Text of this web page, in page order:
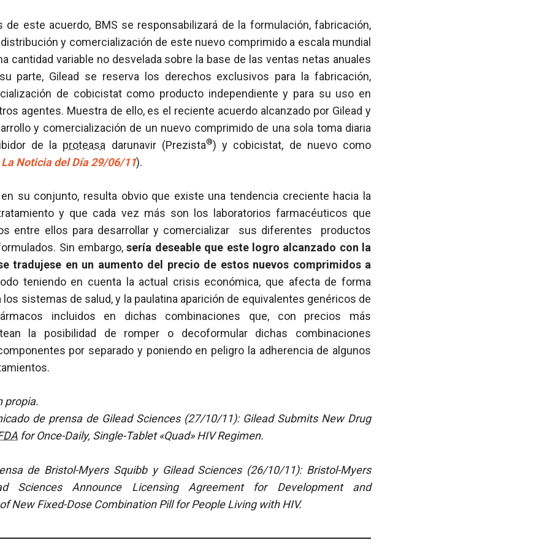
de este acuerdo, BMS se responsabilizará de la formulación, fabricación,
y comercialización de este nuevo comprimido a escala mundial
cantidad variable no desvelada sobre la base de las ventas netas anuales
parte, Gilead se reserva los derechos exclusivos para la fabricación,
de cobicistat como producto independiente y para su uso en
agentes. Muestra de ello, es el reciente acuerdo alcanzado por Gilead y
y comercialización de un nuevo comprimido de una sola toma diaria
de la proteasa darunavir (Prezista®) y cobicistat, de nuevo como
La Noticia del Día 29/06/11).
su conjunto, resulta obvio que existe una tendencia creciente hacia la
y que cada vez más son los laboratorios farmacéuticos que
entre ellos para desarrollar y comercializar sus diferentes productos
Sin embargo,sería deseable que este logro alcanzado con la
tradujese en un aumento del precio de estos nuevos comprimidos a
teniendo en cuenta la actual crisis económica, que afecta de forma
los sistemas de salud, y la paulatina aparición de equivalentes genéricos de
incluidos en dichas combinaciones que, con precios más
la posibilidad de romper o decoformular dichas combinaciones
por separado y poniendo en peligro la adherencia de algunos
propia.
de prensa de Gilead Sciences (27/10/11): Gilead Submits New Drug
for Once-Daily, Single-Tablet «Quad» HIV Regimen.
de Bristol-Myers Squibb y Gilead Sciences (26/10/11): Bristol-Myers
Sciences Announce Licensing Agreement for Development and
New Fixed-Dose Combination Pill for People Living with HIV.